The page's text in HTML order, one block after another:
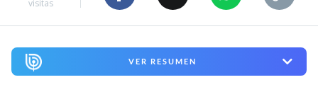
visitas
VER RESUMEN